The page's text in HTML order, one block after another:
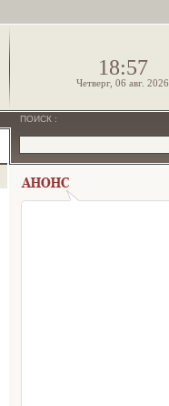
18:57
Четверг, 06 авг. 2026
ПОИСК :